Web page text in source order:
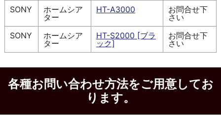
SONY
ホームシア
ター
HT-A3000
お問合せ下
さい
SONY
ホームシア
ター
HT-S2000 [ブラ
ック]
お問合せ下
さい
各種お問い合わせ方法をご用意してお
ります。